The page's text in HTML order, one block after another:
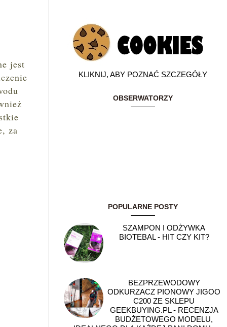
jest
za
KLIKNIJ, ABY POZNAĆ SZCZEGÓŁY
OBSERWATORZY
POPULARNE POSTY
SZAMPON I ODŻYWKA
BIOTEBAL - HIT CZY KIT?
BEZPRZEWODOWY
ODKURZACZ PIONOWY JIGOO
C200 ZE SKLEPU
GEEKBUYING.PL - RECENZJA
BUDŻETOWEGO MODELU,